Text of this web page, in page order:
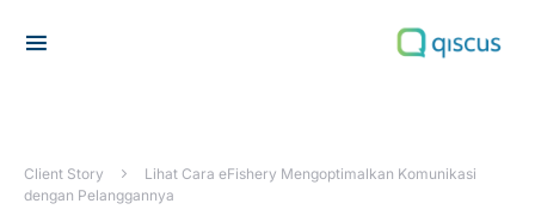
Client Story
Lihat Cara eFishery Mengoptimalkan Komunikasi
dengan Pelanggannya